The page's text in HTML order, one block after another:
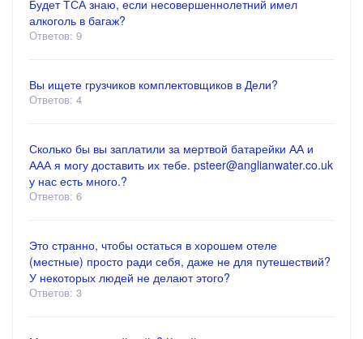
Будет ТСА знаю, если несовершеннолетний имел
алкоголь в багаж?
Ответов: 9
Вы ищете грузчиков комплектовщиков в Дели?
Ответов: 4
Сколько бы вы заплатили за мертвой батарейки АА и
ААА я могу доставить их тебе. psteer@anglianwater.co.uk
у нас есть много.?
Ответов: 6
Это странно, чтобы остаться в хорошем отеле
(местные) просто ради себя, даже не для путешествий?
У некоторых людей не делают этого?
Ответов: 3